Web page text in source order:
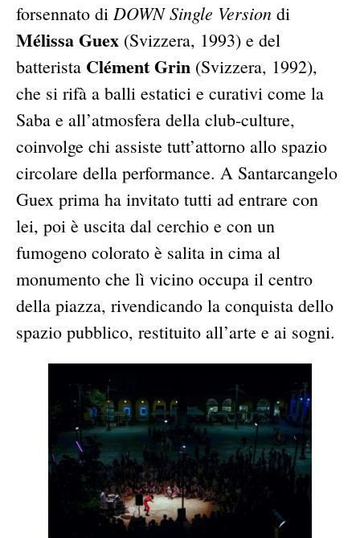
forsennato di DOWN Single Version di
Mélissa Guex (Svizzera, 1993) e del
batterista Clément Grin (Svizzera, 1992),
che si rifà a balli estatici e curativi come la
Saba e all’atmosfera della club-culture,
coinvolge chi assiste tutt’attorno allo spazio
circolare della performance. A Santarcangelo
Guex prima ha invitato tutti ad entrare con
lei, poi è uscita dal cerchio e con un
fumogeno colorato è salita in cima al
monumento che lì vicino occupa il centro
della piazza, rivendicando la conquista dello
spazio pubblico, restituito all’arte e ai sogni.